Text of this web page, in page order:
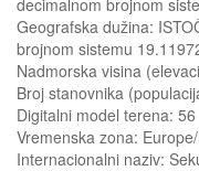
decimalnom brojnom
Geografska dužina:
brojnom sistemu
Nadmorska visina
Broj stanovnika
Digitalni model terena: 56
Vremenska zona:
Internacionalni naziv: